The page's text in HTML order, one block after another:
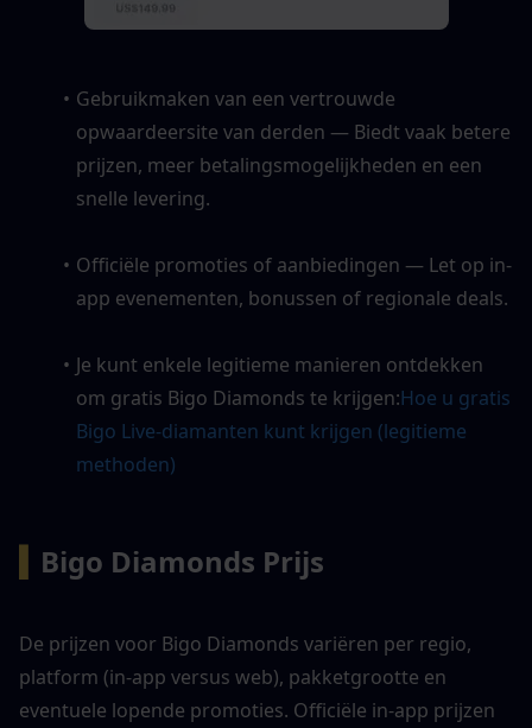
Gebruikmaken van een vertrouwde
opwaardeersite van derden — Biedt vaak betere
prijzen, meer betalingsmogelijkheden en een
snelle levering.
Officiële promoties of aanbiedingen — Let op in-
app evenementen, bonussen of regionale deals.
Je kunt enkele legitieme manieren ontdekken
om gratis Bigo Diamonds te krijgen:Hoe u gratis
Bigo Live-diamanten kunt krijgen (legitieme
methoden)
Bigo Diamonds Prijs
De prijzen voor Bigo Diamonds variëren per regio,
platform (in-app versus web), pakketgrootte en
eventuele lopende promoties. Officiële in-app prijzen